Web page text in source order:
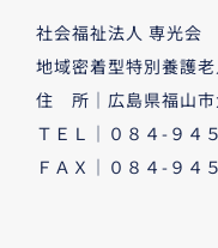
社会福祉法人 専光会
地域密着型特別養護
住 所｜広島県福山市
ＴＥＬ｜０８４-９４
ＦＡＸ｜０８４-９４